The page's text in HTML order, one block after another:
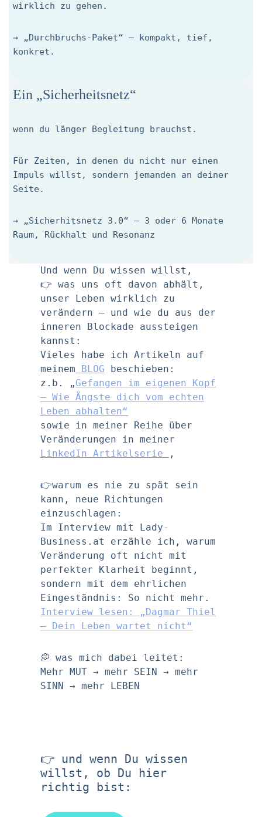
wirklich zu gehen.
→ „Durchbruchs-Paket“ – kompakt, tief,
konkret.
Ein „Sicherheitsnetz“
wenn du länger Begleitung brauchst.
Für Zeiten, in denen du nicht nur einen
Impuls willst, sondern jemanden an deiner
Seite.
→ „Sicherhitsnetz 3.0“ – 3 oder 6 Monate
Raum, Rückhalt und Resonanz
Und wenn Du wissen willst,
👉 was uns oft davon abhält,
unser Leben wirklich zu
verändern – und wie du aus der
inneren Blockade aussteigen
kannst:
Vieles habe ich Artikeln auf
meinem BLOG beschieben:
z.b. „Gefangen im eigenen Kopf
– Wie Ängste dich vom echten
Leben abhalten“
sowie in meiner Reihe über
Veränderungen in meiner
LinkedIn Artikelserie
,
👉warum es nie zu spät sein
kann, neue Richtungen
einzuschlagen:
Im Interview mit Lady-
Business.at erzähle ich, warum
Veränderung oft nicht mit
perfekter Klarheit beginnt,
sondern mit dem ehrlichen
Eingeständnis: So nicht mehr.
Interview lesen: „Dagmar Thiel
– Dein Leben wartet nicht“
💭 was mich dabei leitet:
Mehr MUT → mehr SEIN → mehr
SINN → mehr LEBEN
👉 und wenn Du wissen
willst, ob Du hier
richtig bist: